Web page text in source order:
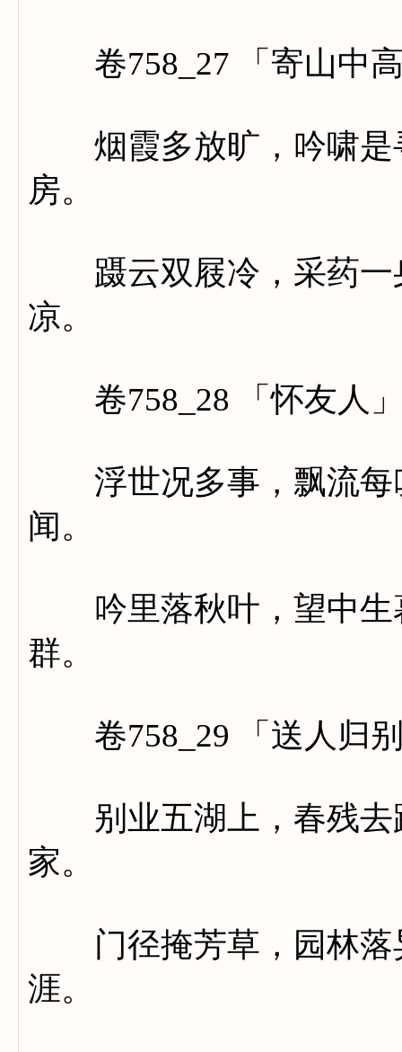
卷758_27 「寄山中高
烟霞多放旷，吟啸是
房。
蹑云双屐冷，采药一
凉。
卷758_28 「怀友人
浮世况多事，飘流每
闻。
吟里落秋叶，望中生
群。
卷758_29 「送人归
别业五湖上，春残去
家。
门径掩芳草，园林落
涯。